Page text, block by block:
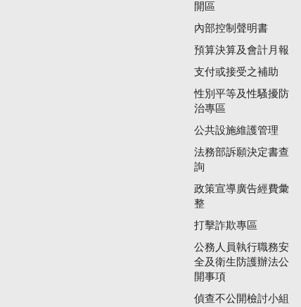
開區
內部控制聲明書
預算決算及會計月報
支付或接受之補助
性別平等及性騷擾防
治專區
公共設施維護管理
法務部訴願決定書查
詢
政策宣導廣告經費彙
整
打擊詐欺專區
公務人員執行職務安
全及衛生防護辦法公
開事項
偵查不公開檢討小組